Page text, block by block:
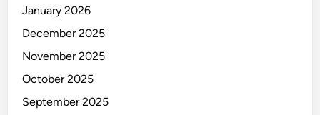
January 2026
December 2025
November 2025
October 2025
September 2025